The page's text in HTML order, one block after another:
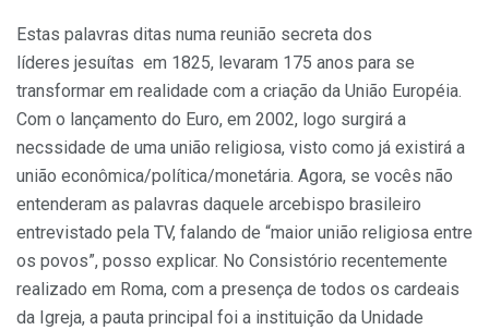
Estas palavras ditas numa reunião secreta dos
líderes jesuítas em 1825, levaram 175 anos para se
transformar em realidade com a criação da União Européia.
Com o lançamento do Euro, em 2002, logo surgirá a
necssidade de uma união religiosa, visto como já existirá a
união econômica/política/monetária. Agora, se vocês não
entenderam as palavras daquele arcebispo brasileiro
entrevistado pela TV, falando de “maior união religiosa entre
os povos”, posso explicar. No Consistório recentemente
realizado em Roma, com a presença de todos os cardeais
da Igreja, a pauta principal foi a instituição da Unidade